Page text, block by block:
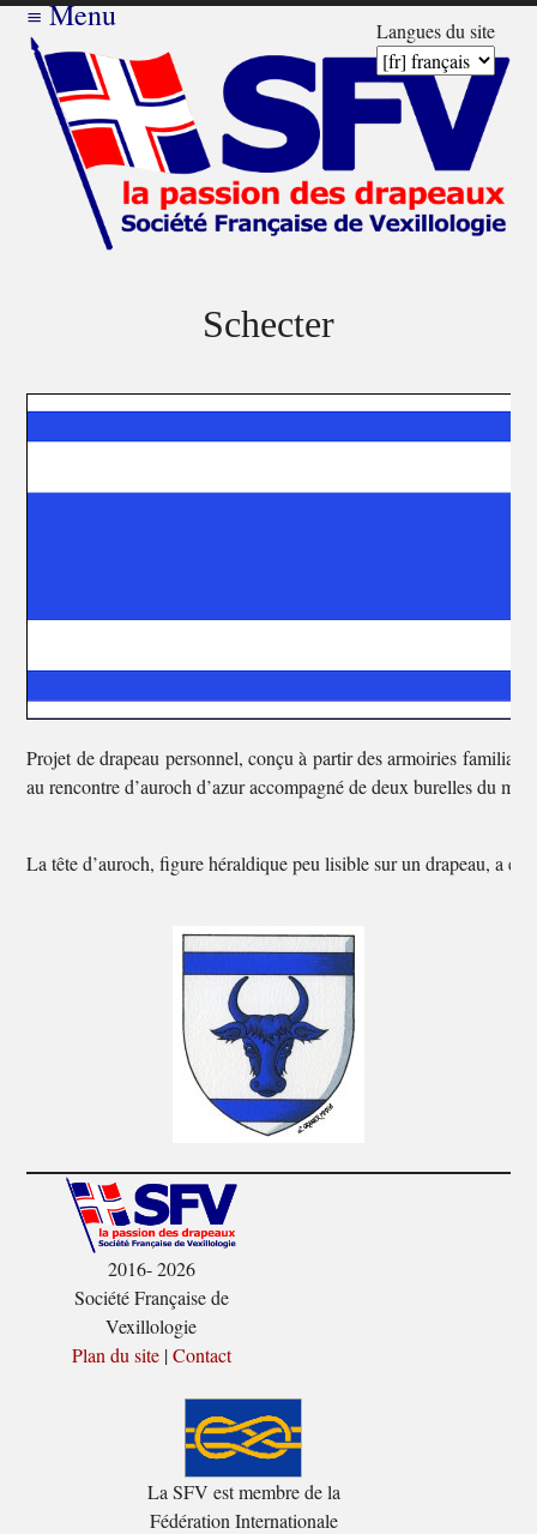
Langues du site
≡Menu
Schecter
Projet de drapeau personnel, conçu à partir des armoiries
au rencontre d’auroch d’azur accompagné de deux burelles du
La tête d’auroch, figure héraldique peu lisible sur un drapeau, a
2016- 2026
Société Française de
Vexillologie
Plan du site|Contact
La SFV est membre de la
Fédération Internationale